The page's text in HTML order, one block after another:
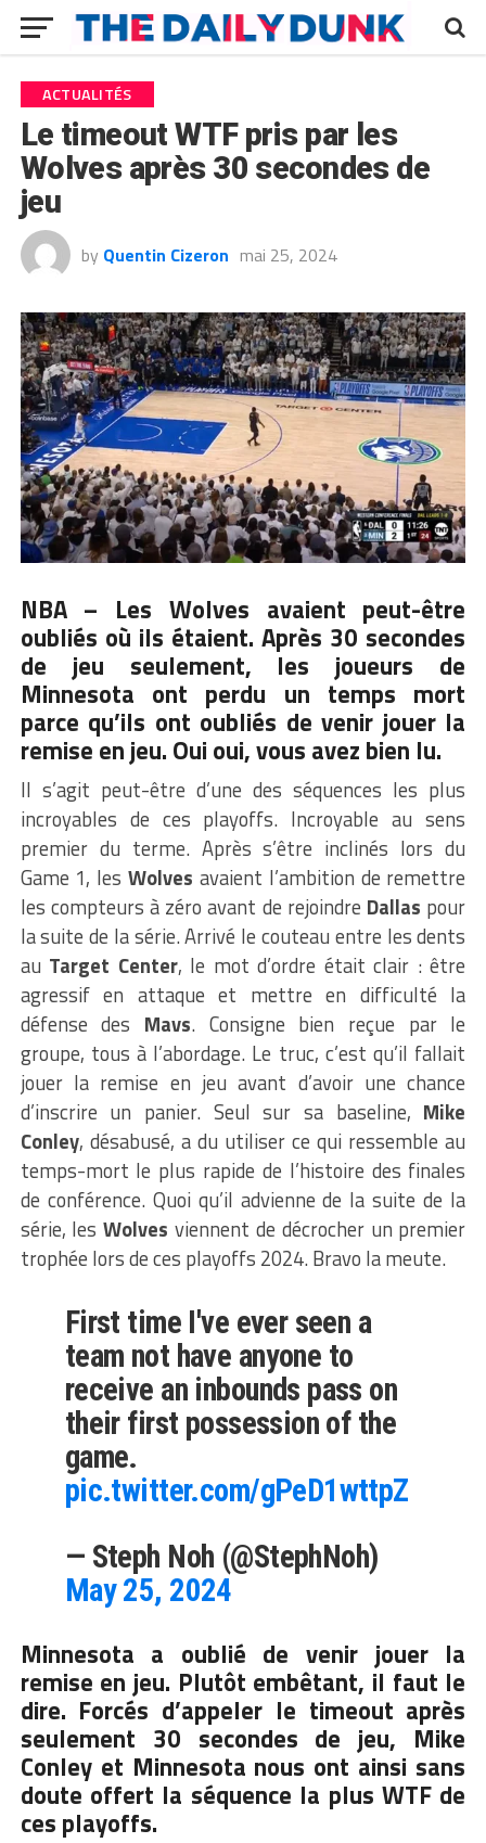
ACTUALITÉS
Le timeout WTF pris par les
Wolves après 30 secondes de
jeu
by Quentin Cizeron mai 25, 2024
NBA – Les Wolves avaient peut-être
oubliés où ils étaient. Après 30 secondes
de jeu seulement, les joueurs de
Minnesota ont perdu un temps mort
parce qu’ils ont oubliés de venir jouer la
remise en jeu. Oui oui, vous avez bien lu.
Il s’agit peut-être d’une des séquences les plus
incroyables de ces playoffs. Incroyable au sens
premier du terme. Après s’être inclinés lors du
Game 1, lesWolves avaient l’ambition de remettre
les compteurs à zéro avant de rejoindre Dallas pour
la suite de la série. Arrivé le couteau entre les dents
au Target Center, le mot d’ordre était clair : être
agressif en attaque et mettre en difficulté la
défense des Mavs. Consigne bien reçue par le
groupe, tous à l’abordage. Le truc, c’est qu’il fallait
jouer la remise en jeu avant d’avoir une chance
d’inscrire un panier. Seul sur sa baseline, Mike
Conley, désabusé, a du utiliser ce qui ressemble au
temps-mort le plus rapide de l’histoire des finales
de conférence. Quoi qu’il advienne de la suite de la
série, lesWolves viennent de décrocher un premier
trophée lors de ces playoffs 2024. Bravo la meute.
First time I've ever seen a
team not have anyone to
receive an inbounds pass on
their first possession of the
game.
pic.twitter.com/gPeD1wttpZ
— Steph Noh (@StephNoh)
May 25, 2024
Minnesota a oublié de venir jouer la
remise en jeu. Plutôt embêtant, il faut le
dire. Forcés d’appeler le timeout après
seulement 30 secondes de jeu, Mike
Conley et Minnesota nous ont ainsi sans
doute offert la séquence la plus WTF de
ces playoffs.